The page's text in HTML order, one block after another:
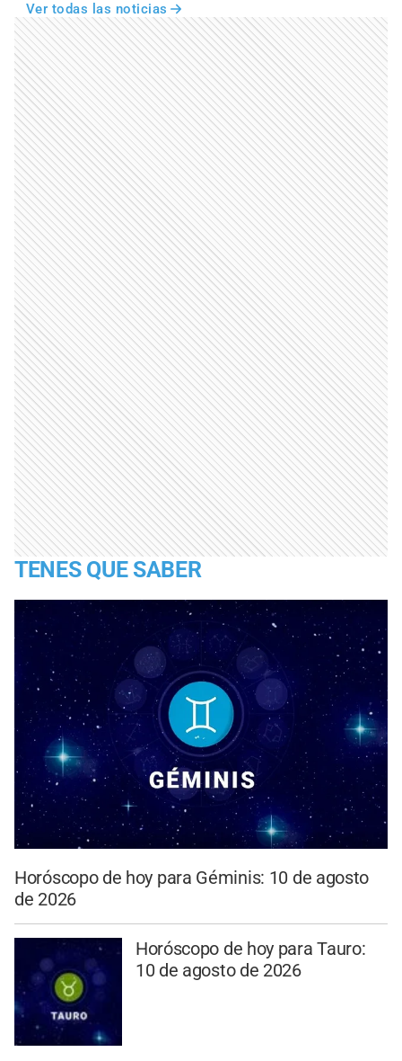
Ver todas las noticias
TENES QUE SABER
Horóscopo de hoy para Géminis: 10 de agosto
de 2026
Horóscopo de hoy para Tauro:
10 de agosto de 2026